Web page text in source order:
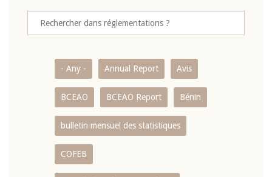
- Any - Annual Report Avis
BCEAO BCEAO Report Bénin
bulletin mensuel des statistiques
COFEB